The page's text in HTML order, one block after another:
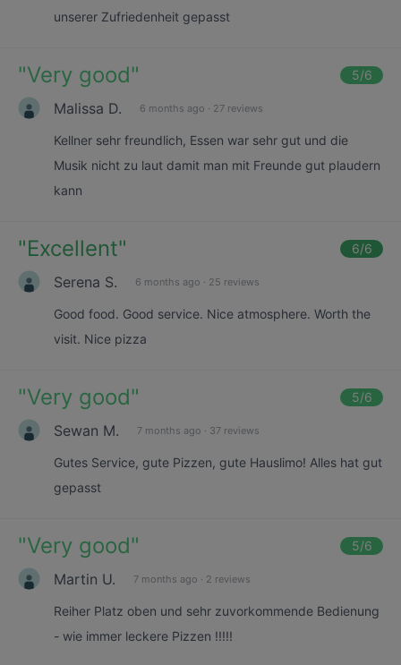
unserer Zufriedenheit gepasst
"Very good" 5/6
Malissa D. 6 months ago · 27 reviews
Kellner sehr freundlich, Essen war sehr gut und die
Musik nicht zu laut damit man mit Freunde gut plaudern
kann
"Excellent" 6/6
Serena S. 6 months ago · 25 reviews
Good food. Good service. Nice atmosphere. Worth the
visit. Nice pizza
"Very good" 5/6
Sewan M. 7 months ago · 37 reviews
Gutes Service, gute Pizzen, gute Hauslimo! Alles hat gut
gepasst
"Very good" 5/6
Martin U. 7 months ago · 2 reviews
Reiher Platz oben und sehr zuvorkommende Bedienung
- wie immer leckere Pizzen !!!!!